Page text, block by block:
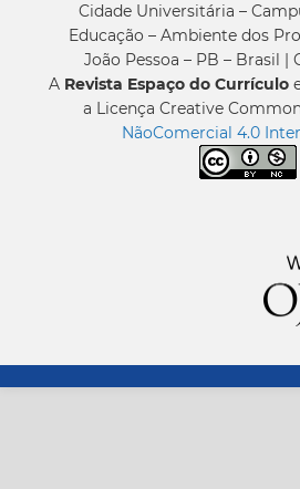
Cidade Universitária –
Educação – Ambiente dos
João Pessoa – PB – Brasil |
A Revista Espaço do Currículo
a Licença Creative
NãoComercial 4.0